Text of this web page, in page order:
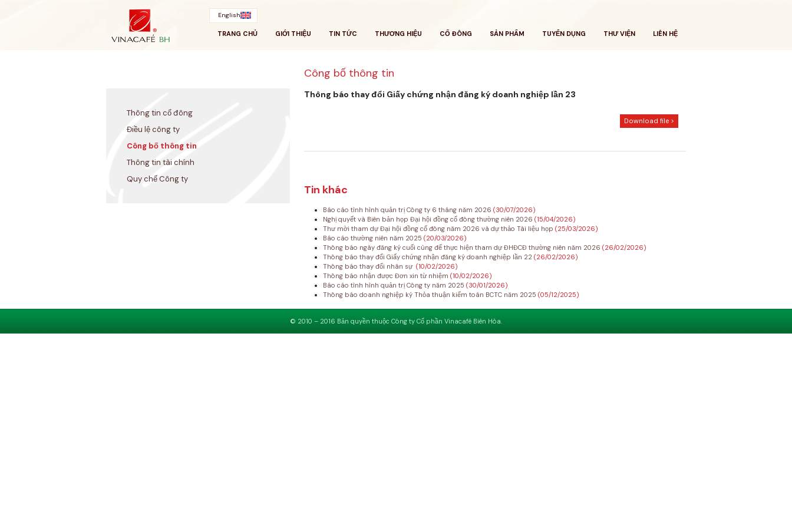
English
TRANG CHỦ GIỚI THIỆU TIN TỨC THƯƠNG HIỆU CỔ ĐÔNG SẢN PHẨM TUYỂN DỤNG THƯ VIỆN LIÊN HỆ
Công bố thông tin
Thông tin cổ đông
Điều lệ công ty
Công bố thông tin
Thông tin tài chính
Quy chế Công ty
Thông báo thay đổi Giấy chứng nhận đăng ký doanh nghiệp lần 23
Download file >
Tin khác
Báo cáo tình hình quản trị Công ty 6 tháng năm 2026 (30/07/2026)
Nghị quyết và Biên bản họp Đại hội đồng cổ đông thường niên 2026 (15/04/2026)
Thư mời tham dự Đại hội đồng cổ đông năm 2026 và dự thảo Tài liệu họp (25/03/2026)
Báo cáo thường niên năm 2025 (20/03/2026)
Thông báo ngày đăng ký cuối cùng để thực hiện tham dự ĐHĐCĐ thường niên năm 2026 (26/02/2026)
Thông báo thay đổi Giấy chứng nhận đăng ký doanh nghiệp lần 22 (26/02/2026)
Thông báo thay đổi nhân sự (10/02/2026)
Thông báo nhận được Đơn xin từ nhiệm (10/02/2026)
Báo cáo tình hình quản trị Công ty năm 2025 (30/01/2026)
Thông báo doanh nghiệp ký Thỏa thuận kiểm toán BCTC năm 2025 (05/12/2025)
© 2010 – 2016 Bản quyền thuộc Công ty Cổ phần Vinacafé Biên Hòa.